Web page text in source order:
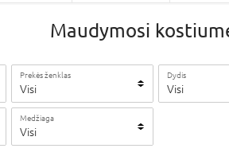
Maudymosi
Prekės ženklas
Visi
Dydis
Visi
Medžiaga
Visi